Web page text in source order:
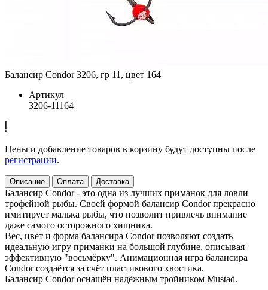
Балансир Condor 3206, гр 11, цвет 164
Артикул
3206-11164
Цены и добавление товаров в корзину будут доступны после
регистрации.
Описание Оплата Доставка
Балансир Condor - это одна из лучших приманок для ловли
трофейной рыбы. Своей формой балансир Condor прекрасно
имитирует малька рыбы, что позволит привлечь внимание
даже самого осторожного хищника.
Вес, цвет и форма балансира Condor позволяют создать
идеальную игру приманки на большой глубине, описывая
эффективную "восьмёрку". Анимационная игра балансира
Condor создаётся за счёт пластикового хвостика.
Балансир Condor оснащён надёжным тройником Mustad.